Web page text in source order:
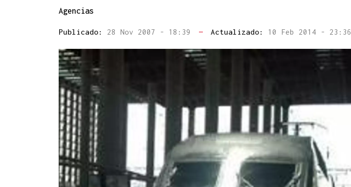
Agencias
Publicado: 28 Nov 2007 - 18:39 — Actualizado: 10 Feb 2014 - 23:36